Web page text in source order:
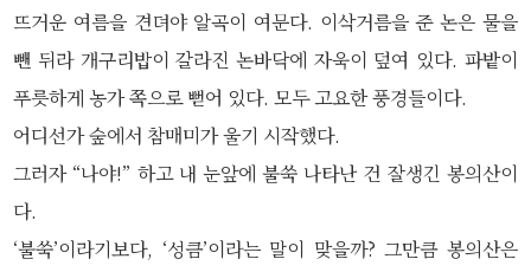
뜨거운 여름을 견뎌야 알곡이 여문다. 이삭거름을 준 논은 물을
뺀 뒤라 개구리밥이 갈라진 논바닥에 자욱이 덮여 있다. 파밭이
푸릇하게 농가 쪽으로 뻗어 있다. 모두 고요한 풍경들이다.
어디선가 숲에서 참매미가 울기 시작했다.
그러자 “나야!” 하고 내 눈앞에 불쑥 나타난 건 잘생긴 봉의산이
다.
‘불쑥’이라기보다, ‘성큼’이라는 말이 맞을까? 그만큼 봉의산은